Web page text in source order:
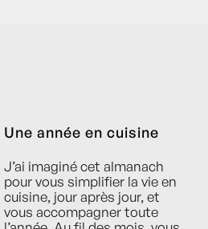
Une année en cuisine
J’ai imaginé cet almanach
pour vous simplifier la vie en
cuisine, jour après jour, et
vous accompagner toute